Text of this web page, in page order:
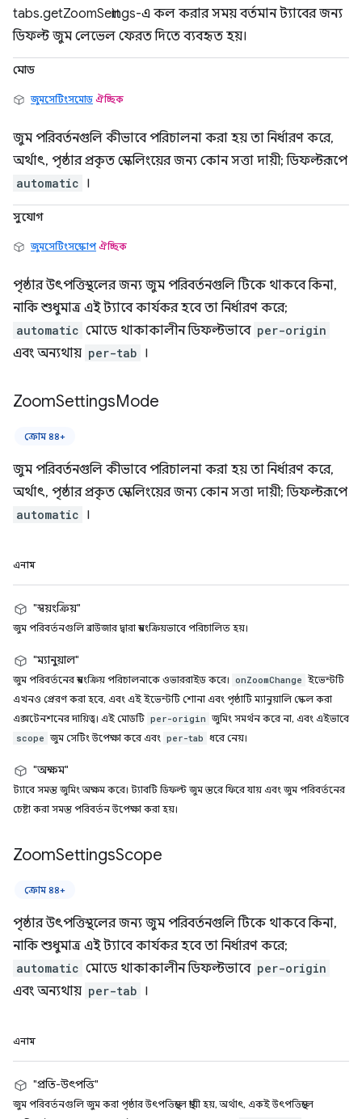
tabs.getZoomSettings-এ কল করার সময় বর্তমান ট্যাবের জন্য
ডিফল্ট জুম লেভেল ফেরত দিতে ব্যবহৃত হয়।
মোড
জুমসেটিংসমোড ঐচ্ছিক
জুম পরিবর্তনগুলি কীভাবে পরিচালনা করা হয় তা নির্ধারণ করে,
অর্থাৎ, পৃষ্ঠার প্রকৃত স্কেলিংয়ের জন্য কোন সত্তা দায়ী; ডিফল্টরূপে
automatic ।
সুযোগ
জুমসেটিংসস্কোপ ঐচ্ছিক
পৃষ্ঠার উৎপত্তিস্থলের জন্য জুম পরিবর্তনগুলি টিকে থাকবে কিনা,
নাকি শুধুমাত্র এই ট্যাবে কার্যকর হবে তা নির্ধারণ করে;
automatic মোডে থাকাকালীন ডিফল্টভাবে per-origin
এবং অন্যথায় per-tab ।
ZoomSettingsMode
ক্রোম ৪৪+
জুম পরিবর্তনগুলি কীভাবে পরিচালনা করা হয় তা নির্ধারণ করে,
অর্থাৎ, পৃষ্ঠার প্রকৃত স্কেলিংয়ের জন্য কোন সত্তা দায়ী; ডিফল্টরূপে
automatic ।
এনাম
"স্বয়ংক্রিয়"
জুম পরিবর্তনগুলি ব্রাউজার দ্বারা স্বয়ংক্রিয়ভাবে পরিচালিত হয়।
"ম্যানুয়াল"
জুম পরিবর্তনের স্বয়ংক্রিয় পরিচালনাকে ওভাররাইড করে। onZoomChange ইভেন্টটি
এখনও প্রেরণ করা হবে, এবং এই ইভেন্টটি শোনা এবং পৃষ্ঠাটি ম্যানুয়ালি স্কেল করা
এক্সটেনশনের দায়িত্ব। এই মোডটি per-origin জুমিং সমর্থন করে না, এবং এইভাবে
scope জুম সেটিং উপেক্ষা করে এবং per-tab ধরে নেয়।
"অক্ষম"
ট্যাবে সমস্ত জুমিং অক্ষম করে। ট্যাবটি ডিফল্ট জুম স্তরে ফিরে যায় এবং জুম পরিবর্তনের
চেষ্টা করা সমস্ত পরিবর্তন উপেক্ষা করা হয়।
ZoomSettingsScope
ক্রোম ৪৪+
পৃষ্ঠার উৎপত্তিস্থলের জন্য জুম পরিবর্তনগুলি টিকে থাকবে কিনা,
নাকি শুধুমাত্র এই ট্যাবে কার্যকর হবে তা নির্ধারণ করে;
automatic মোডে থাকাকালীন ডিফল্টভাবে per-origin
এবং অন্যথায় per-tab ।
এনাম
"প্রতি-উৎপত্তি"
জুম পরিবর্তনগুলি জুম করা পৃষ্ঠার উৎপত্তিস্থলে স্থায়ী হয়, অর্থাৎ, একই উৎপত্তিস্থলে